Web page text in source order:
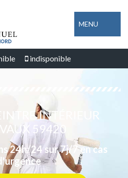
MENU
indisponible
INTÉRIEUR
59420
24h/24 sur 7j/7 en cas